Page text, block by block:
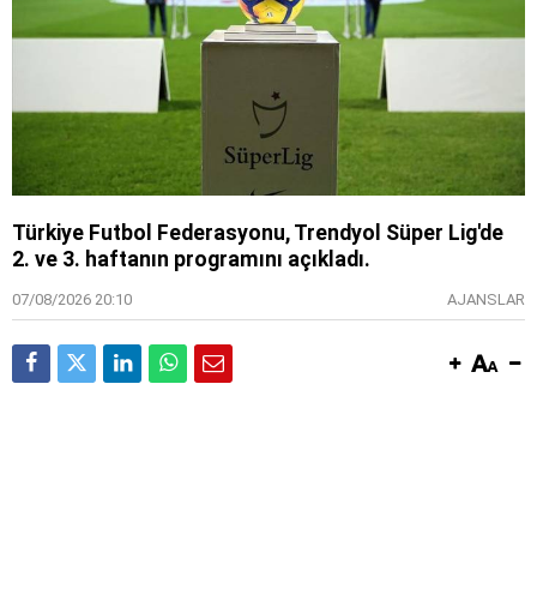
Türkiye Futbol Federasyonu, Trendyol Süper Lig'de
2. ve 3. haftanın programını açıkladı.
07/08/2026 20:10 AJANSLAR